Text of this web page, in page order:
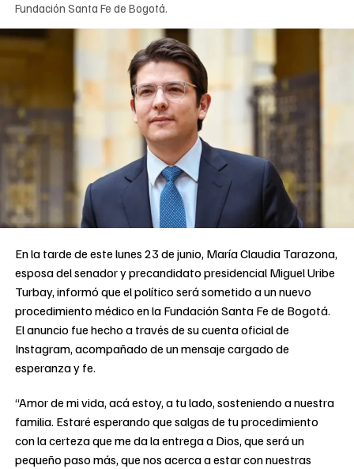
Fundación Santa Fe de Bogotá.
En la tarde de este lunes 23 de junio, María Claudia Tarazona,
esposa del senador y precandidato presidencial Miguel Uribe
Turbay, informó que el político será sometido a un nuevo
procedimiento médico en la Fundación Santa Fe de Bogotá.
El anuncio fue hecho a través de su cuenta oficial de
Instagram, acompañado de un mensaje cargado de
esperanza y fe.
“Amor de mi vida, acá estoy, a tu lado, sosteniendo a nuestra
familia. Estaré esperando que salgas de tu procedimiento
con la certeza que me da la entrega a Dios, que será un
pequeño paso más, que nos acerca a estar con nuestras